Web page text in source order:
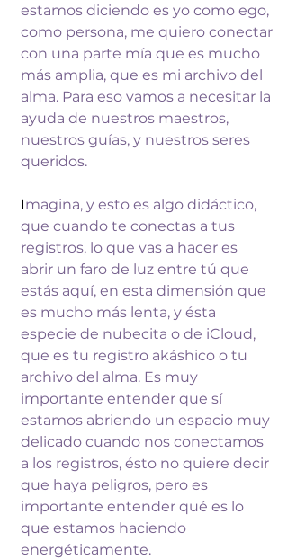
estamos diciendo es yo como ego,
como persona, me quiero conectar
con una parte mía que es mucho
más amplia, que es mi archivo del
alma. Para eso vamos a necesitar la
ayuda de nuestros maestros,
nuestros guías, y nuestros seres
queridos.
Imagina, y esto es algo didáctico,
que cuando te conectas a tus
registros, lo que vas a hacer es
abrir un faro de luz entre tú que
estás aquí, en esta dimensión que
es mucho más lenta, y ésta
especie de nubecita o de iCloud,
que es tu registro akáshico o tu
archivo del alma. Es muy
importante entender que sí
estamos abriendo un espacio muy
delicado cuando nos conectamos
a los registros, ésto no quiere decir
que haya peligros, pero es
importante entender qué es lo
que estamos haciendo
energéticamente.